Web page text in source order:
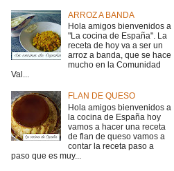
ARROZ A BANDA
Hola amigos bienvenidos a
"La cocina de España". La
receta de hoy va a ser un
arroz a banda, que se hace
mucho en la Comunidad
Val...
FLAN DE QUESO
Hola amigos bienvenidos a
la cocina de España hoy
vamos a hacer una receta
de flan de queso vamos a
contar la receta paso a
paso que es muy...